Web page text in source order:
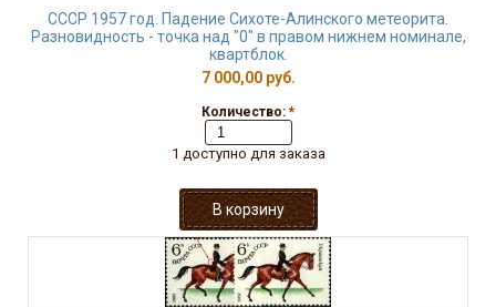
СССР 1957 год. Падение Сихоте-Алинского метеорита.
Разновидность - точка над "0" в правом нижнем номинале,
квартблок.
7 000,00 руб.
Количество: *
1 доступно для заказа